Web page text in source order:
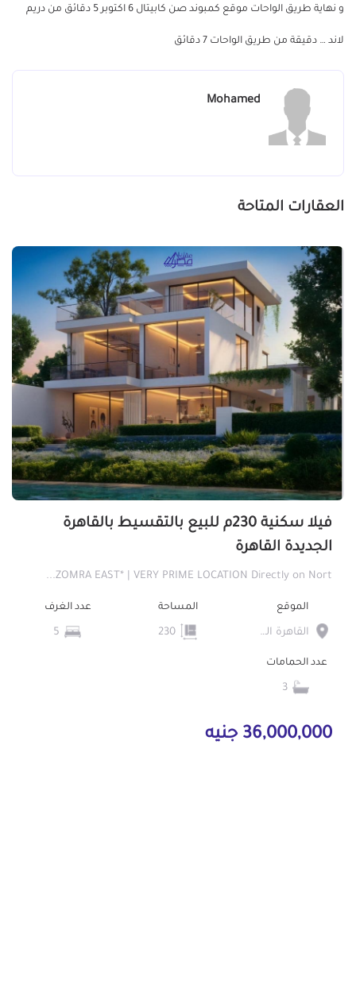
و نهاية طريق الواحات موقع كمبوند صن كابيتال 6 اكتوبر 5 دقائق من دريم
لاند … دقيقة من طريق الواحات 7 دقائق
Mohamed
العقارات المتاحة
فيلا سكنية 230م للبيع بالتقسيط بالقاهرة
الجديدة القاهرة
ZOMRA EAST* | VERY PRIME LOCATION Directly on Nort...
الموقع
القاهرة الجديدة
المساحة
230
عدد الغرف
عدد الحمامات
36,000,000 جنيه